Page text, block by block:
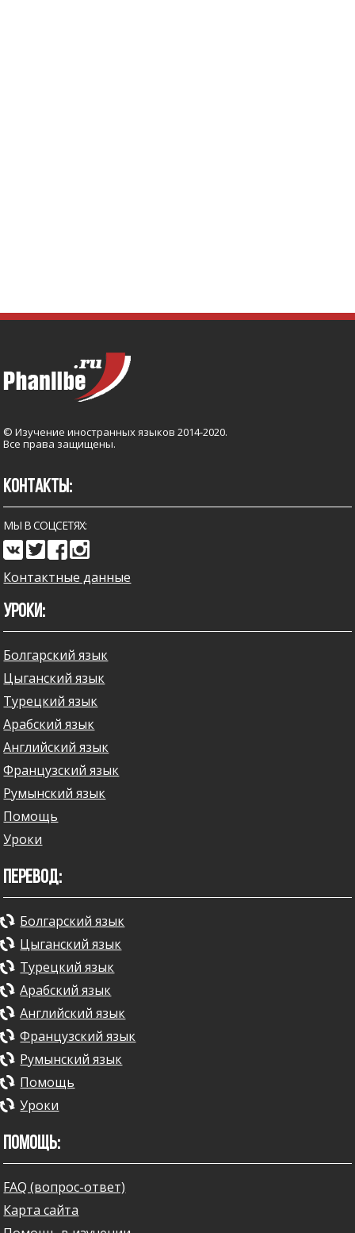
© Изучение иностранных языков 2014-2020.
Все права защищены.
УРОКИ:
Болгарский язык
Цыганский язык
Турецкий язык
Арабский язык
Английский язык
Французский язык
Румынский язык
Помощь
Уроки
ПЕРЕВОД:
Болгарский язык
Цыганский язык
Турецкий язык
Арабский язык
Английский язык
Французский язык
Румынский язык
Помощь
Уроки
ПОМОЩЬ:
FAQ (вопрос-ответ)
Карта сайта
КОНТАКТЫ:
МЫ В СОЦСЕТЯХ:
Контактные данные